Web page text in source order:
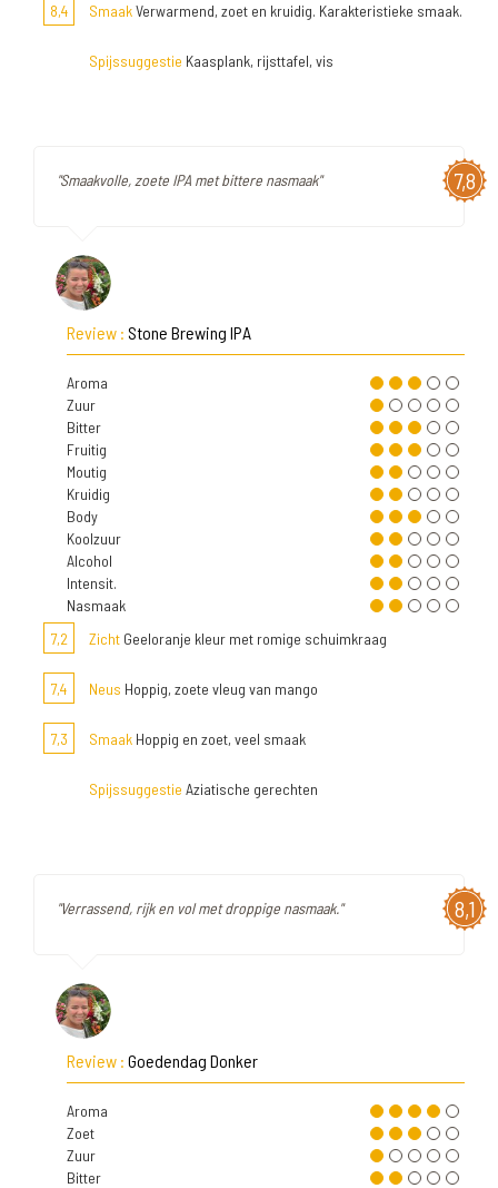
8,4 SmaakVerwarmend, zoet en kruidig. Karakteristieke smaak.
Spijssuggestie Kaasplank, rijsttafel, vis
7,8
"Smaakvolle, zoete IPA met bittere nasmaak"
Review : Stone Brewing IPA
Aroma
Zuur
Bitter
Fruitig
Moutig
Kruidig
Body
Koolzuur
Alcohol
Intensit.
Nasmaak
7,2
Zicht Geeloranje kleur met romige schuimkraag
7,4 Neus Hoppig, zoete vleug van mango
7,3 Smaak Hoppig en zoet, veel smaak
Spijssuggestie Aziatische gerechten
8,1
"Verrassend, rijk en vol met droppige nasmaak."
Review : Goedendag Donker
Aroma
Zoet
Zuur
Bitter